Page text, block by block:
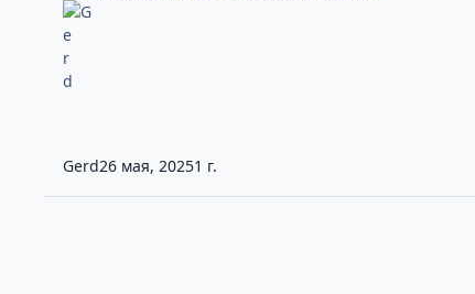
Gerd26 мая, 20251 г.